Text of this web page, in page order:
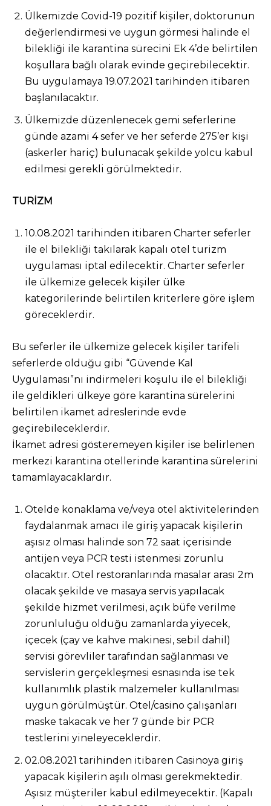
Ülkemizde Covid-19 pozitif kişiler, doktorunun
değerlendirmesi ve uygun görmesi halinde el
bilekliği ile karantina sürecini Ek 4’de belirtilen
koşullara bağlı olarak evinde geçirebilecektir.
Bu uygulamaya 19.07.2021 tarihinden itibaren
başlanılacaktır.
Ülkemizde düzenlenecek gemi seferlerine
günde azami 4 sefer ve her seferde 275’er kişi
(askerler hariç) bulunacak şekilde yolcu kabul
edilmesi gerekli görülmektedir.
TURİZM
10.08.2021 tarihinden itibaren Charter seferler
ile el bilekliği takılarak kapalı otel turizm
uygulaması iptal edilecektir. Charter seferler
ile ülkemize gelecek kişiler ülke
kategorilerinde belirtilen kriterlere göre işlem
göreceklerdir.
Bu seferler ile ülkemize gelecek kişiler tarifeli
seferlerde olduğu gibi “Güvende Kal
Uygulaması”nı indirmeleri koşulu ile el bilekliği
ile geldikleri ülkeye göre karantina sürelerini
belirtilen ikamet adreslerinde evde
geçirebileceklerdir.
İkamet adresi gösteremeyen kişiler ise belirlenen
merkezi karantina otellerinde karantina sürelerini
tamamlayacaklardır.
Otelde konaklama ve/veya otel aktivitelerinden
faydalanmak amacı ile giriş yapacak kişilerin
aşısız olması halinde son 72 saat içerisinde
antijen veya PCR testi istenmesi zorunlu
olacaktır. Otel restoranlarında masalar arası 2m
olacak şekilde ve masaya servis yapılacak
şekilde hizmet verilmesi, açık büfe verilme
zorunluluğu olduğu zamanlarda yiyecek,
içecek (çay ve kahve makinesi, sebil dahil)
servisi görevliler tarafından sağlanması ve
servislerin gerçekleşmesi esnasında ise tek
kullanımlık plastik malzemeler kullanılması
uygun görülmüştür. Otel/casino çalışanları
maske takacak ve her 7 günde bir PCR
testlerini yineleyeceklerdir.
02.08.2021 tarihinden itibaren Casinoya giriş
yapacak kişilerin aşılı olması gerekmektedir.
Aşısız müşteriler kabul edilmeyecektir. (Kapalı